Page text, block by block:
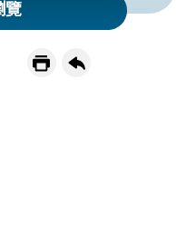
覽